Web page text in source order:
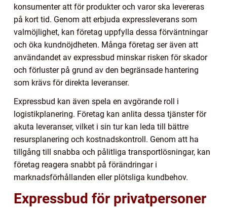
konsumenter att för produkter och varor ska levereras
på kort tid. Genom att erbjuda expressleverans som
valmöjlighet, kan företag uppfylla dessa förväntningar
och öka kundnöjdheten. Många företag ser även att
användandet av expressbud minskar risken för skador
och förluster på grund av den begränsade hantering
som krävs för direkta leveranser.
Expressbud kan även spela en avgörande roll i
logistikplanering. Företag kan anlita dessa tjänster för
akuta leveranser, vilket i sin tur kan leda till bättre
resursplanering och kostnadskontroll. Genom att ha
tillgång till snabba och pålitliga transportlösningar, kan
företag reagera snabbt på förändringar i
marknadsförhållanden eller plötsliga kundbehov.
Expressbud för privatpersoner